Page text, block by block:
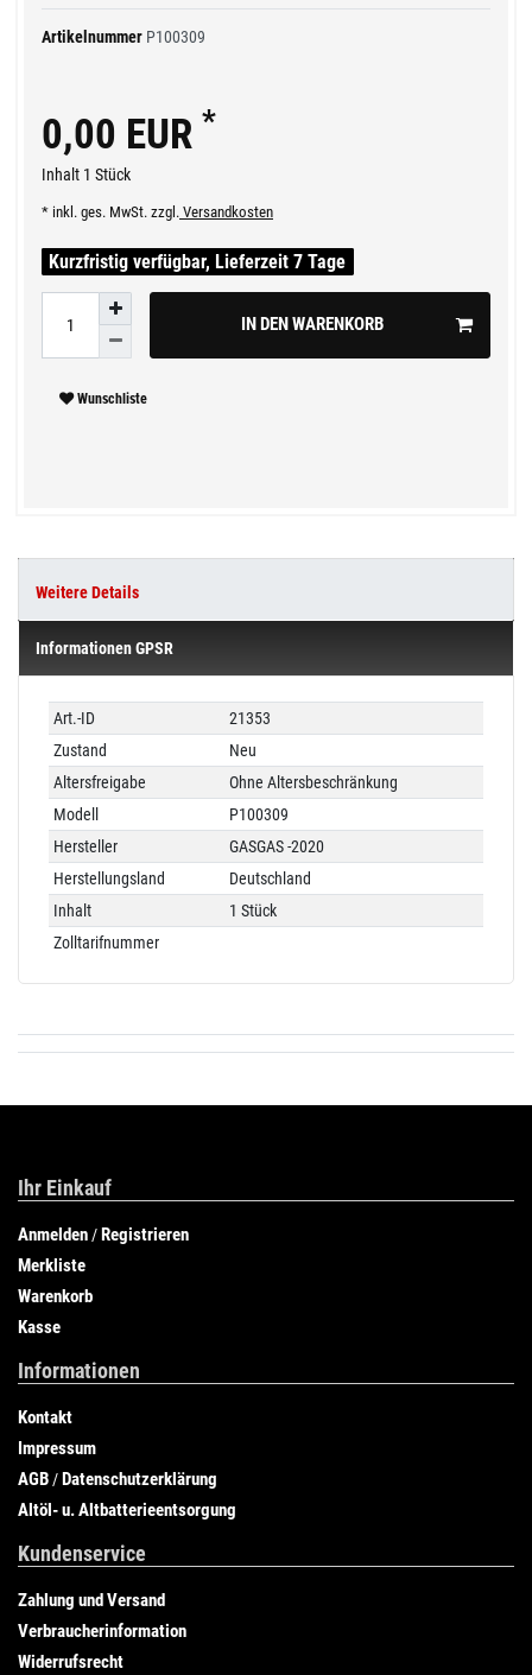
Artikelnummer P100309
0,00 EUR *
Inhalt 1 Stück
* inkl. ges. MwSt. zzgl. Versandkosten
Kurzfristig verfügbar, Lieferzeit 7 Tage
IN DEN WARENKORB
Wunschliste
Weitere Details
Informationen GPSR
Technisches
Merkmal
Wert
Art.-ID
21353
Zustand
Neu
Altersfreigabe
Ohne Altersbeschränkung
Modell
P100309
Hersteller
GASGAS -2020
Herstellungsland
Deutschland
Inhalt
1 Stück
Zolltarifnummer
Ihr Einkauf
Anmelden /Registrieren
Merkliste
Warenkorb
Kasse
Informationen
Kontakt
Impressum
AGB /Datenschutzerklärung
Altöl- u. Altbatterieentsorgung
Kundenservice
Zahlung und Versand
Verbraucherinformation
Widerrufsrecht